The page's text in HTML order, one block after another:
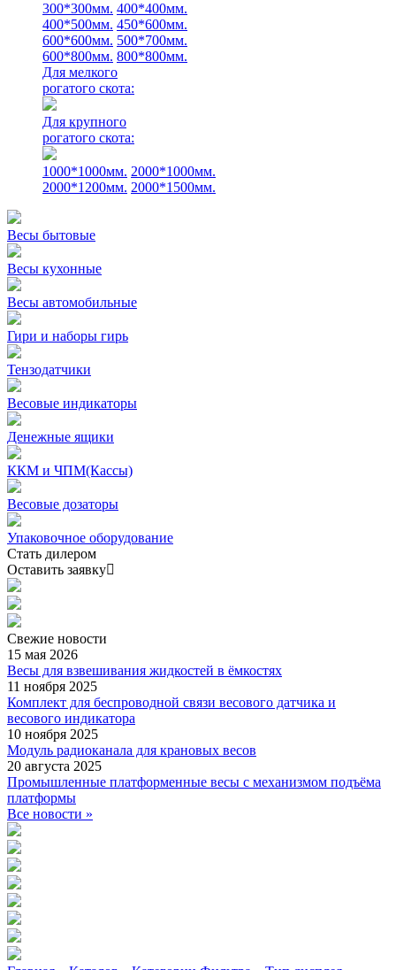
300*300мм. 400*400мм.
400*500мм. 450*600мм.
600*600мм. 500*700мм.
600*800мм. 800*800мм.
Для мелкого
рогатого скота:
Для крупного
рогатого скота:
1000*1000мм. 2000*1000мм.
2000*1200мм. 2000*1500мм.
Весы бытовые
Весы кухонные
Весы автомобильные
Гири и наборы гирь
Тензодатчики
Весовые индикаторы
Денежные ящики
ККМ и ЧПМ(Кассы)
Весовые дозаторы
Упаковочное оборудование
Стать дилером
Оставить заявку
Свежие новости
15 мая 2026
Весы для взвешивания жидкостей в ёмкостях
11 ноября 2025
Комплект для беспроводной связи весового датчика и
весового индикатора
10 ноября 2025
Модуль радиоканала для крановых весов
20 августа 2025
Промышленные платформенные весы с механизмом подъёма
платформы
Все новости »